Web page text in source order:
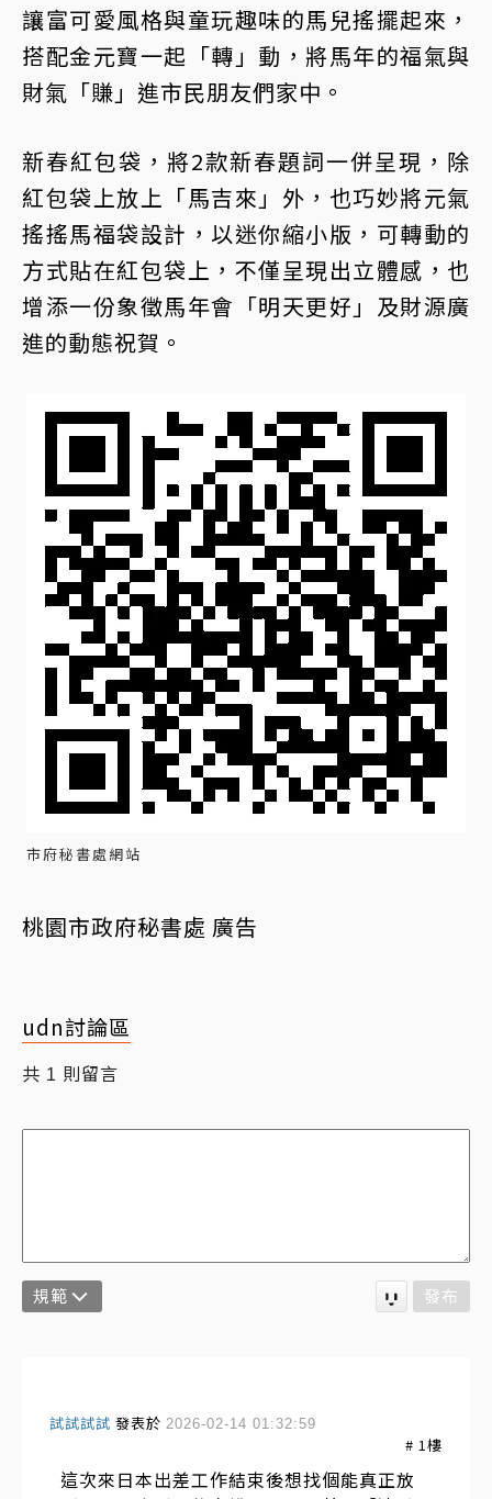
讓富可愛風格與童玩趣味的馬兒搖擺起來，
搭配金元寶一起「轉」動，將馬年的福氣與
財氣「賺」進市民朋友們家中。
新春紅包袋，將2款新春題詞一併呈現，除
紅包袋上放上「馬吉來」外，也巧妙將元氣
搖搖馬福袋設計，以迷你縮小版，可轉動的
方式貼在紅包袋上，不僅呈現出立體感，也
增添一份象徵馬年會「明天更好」及財源廣
進的動態祝賀。
市府秘書處網站
桃園市政府秘書處 廣告
udn討論區
共 1 則留言
規範 發布
試試試試 發表於 2026-02-14 01:32:59
# 1 樓
這次來日本出差工作結束後想找個能真正放